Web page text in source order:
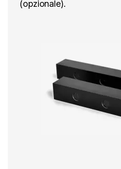
(opzionale).